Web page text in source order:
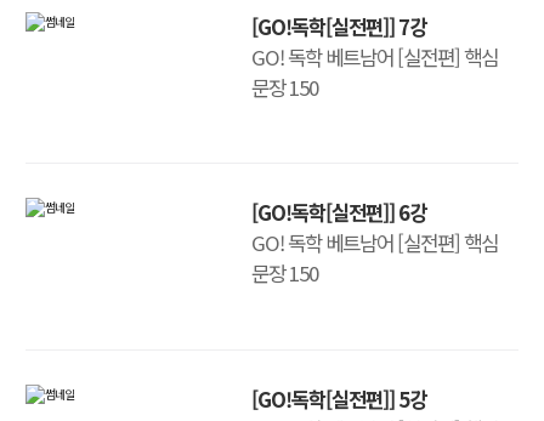
[GO!독학[실전편]] 7강
GO! 독학 베트남어 [실전편] 핵심
문장 150
[GO!독학[실전편]] 6강
GO! 독학 베트남어 [실전편] 핵심
문장 150
[GO!독학[실전편]] 5강